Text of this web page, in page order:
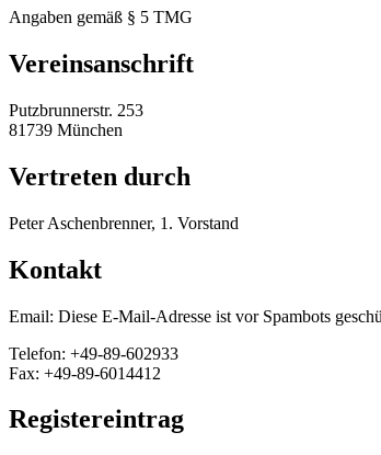
Angaben gemäß § 5 TMG
Vereinsanschrift
Putzbrunnerstr. 253
81739 München
Vertreten durch
Peter Aschenbrenner, 1. Vorstand
Kontakt
Email: Diese E-Mail-Adresse ist vor Spambots
Telefon: +49-89-602933
Fax: +49-89-6014412
Registereintrag